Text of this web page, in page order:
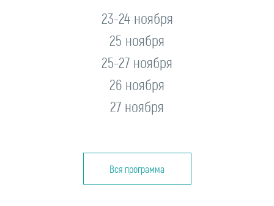
23-24 ноября
25 ноября
25-27 ноября
26 ноября
27 ноября
Вся программа